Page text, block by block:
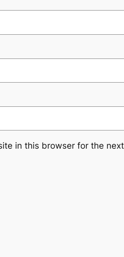
in this browser for the